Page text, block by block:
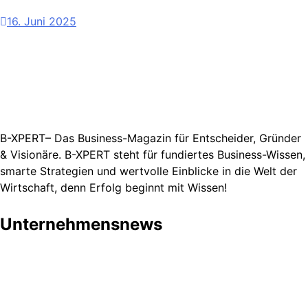
16. Juni 2025
B-XPERT– Das Business-Magazin für Entscheider, Gründer
& Visionäre. B-XPERT steht für fundiertes Business-Wissen,
smarte Strategien und wertvolle Einblicke in die Welt der
Wirtschaft, denn Erfolg beginnt mit Wissen!
Unternehmensnews